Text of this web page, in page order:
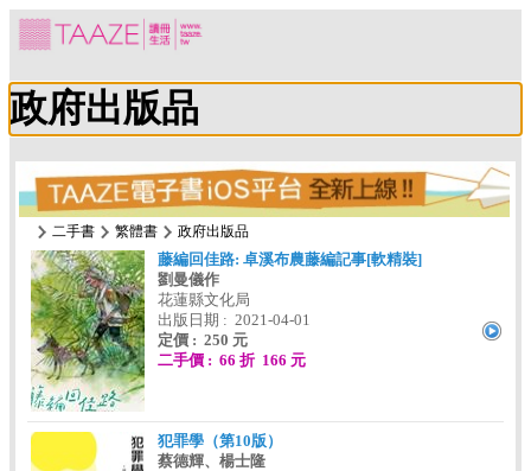
政府出版品
二手書 繁體書
政府出版品
藤編回佳路: 卓溪布農藤編記事[軟精裝]
劉曼儀作
花蓮縣文化局
出版日期 : 2021-04-01
定價 : 250 元
二手價 : 66 折 166 元
犯罪學（第10版）
蔡德輝、楊士隆